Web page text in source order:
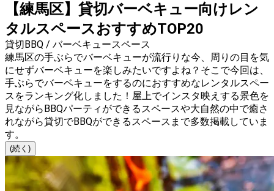
【練馬区】貸切バーベキュー向けレン
タルスペースおすすめTOP20
貸切BBQ / バーベキュースペース
練馬区の手ぶらでバーベキューが流行りな今、周りの目を気
にせずバーベキューを楽しみたいですよね？そこで今回は、
手ぶらでバーベキューをするのにおすすめなレンタルスペー
スをランキング化しました！屋上でインスタ映えする景色を
見ながらBBQパーティができるスペースや大自然の中で癒さ
れながら貸切でBBQができるスペースまで多数掲載していま
す。
(続く)